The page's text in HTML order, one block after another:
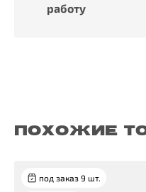
работу
ПОХОЖИЕ
под заказ 9 шт.